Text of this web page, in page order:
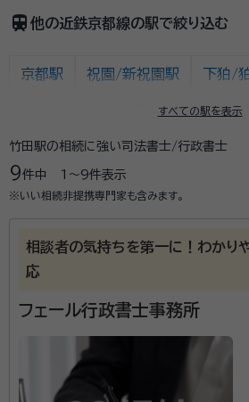
train 他の近鉄京都線の駅で絞り込む
すべての駅を表示
京都駅 祝園/新祝園駅 下狛/
東寺駅
上鳥羽口駅 竹田駅 伏見駅
寺田駅
木津川台駅
新大宮駅 近鉄奈良駅 高の原駅
竹田駅の相続に強い司法書士/行政書士
9件中 1〜9件表示
※いい相続非提携専門家も含みます。
相談者の気持ちを第一に！わかり
応
フェール行政書士事務所